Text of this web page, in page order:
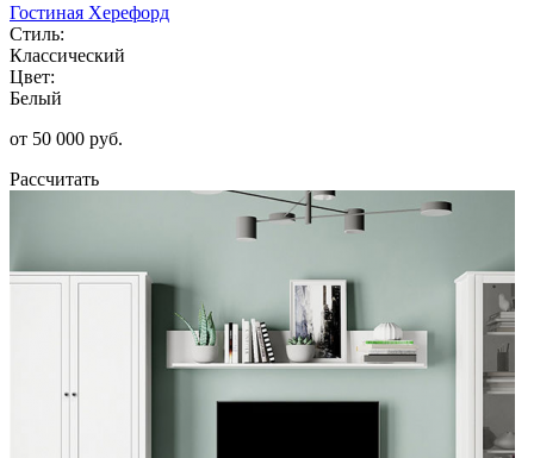
Гостиная Херефорд
Стиль:
Классический
Цвет:
Белый
от 50 000 руб.
Рассчитать